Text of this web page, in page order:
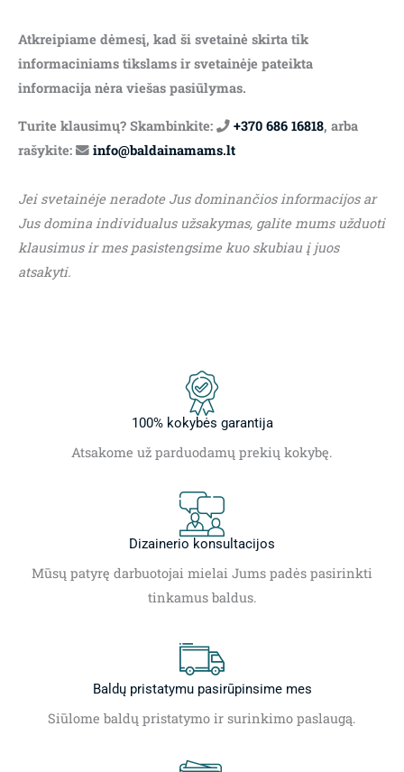
Atkreipiame dėmesį, kad ši svetainė skirta tik
informaciniams tikslams ir svetainėje pateikta
informacija nėra viešas pasiūlymas.
Turite klausimų? Skambinkite: +370 686 16818, arba
rašykite:
info@baldainamams.lt
Jei svetainėje neradote Jus dominančios informacijos ar
Jus domina individualus užsakymas, galite mums užduoti
klausimus ir mes pasistengsime kuo skubiau į juos
atsakyti.
100% kokybės garantija
Atsakome už parduodamų prekių kokybę.
Dizainerio konsultacijos
Mūsų patyrę darbuotojai mielai Jums padės pasirinkti
tinkamus baldus.
Baldų pristatymu pasirūpinsime mes
Siūlome baldų pristatymo ir surinkimo paslaugą.